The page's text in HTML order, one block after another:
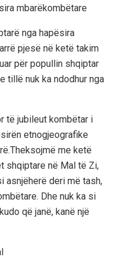
mbarëkombëtare
nga hapësira
pjesë në ketë takim
për popullin shqiptar
tillë nuk ka ndodhur nga
të jubileut kombëtar i
etnogjeografike
me ketë
shqiptare në Mal të Zi,
asnjëherë deri më tash,
Dhe nuk ka si
që janë, kanë një